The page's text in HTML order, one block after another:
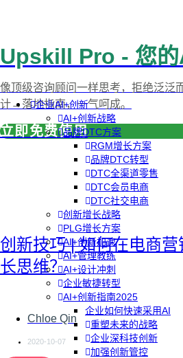
企业AI+创新
AI+创新战略
品牌DTC方案
RGM增长方案
品牌DTC转型
DTC全渠道零售
DTC会员电商
DTC社交电商
创新增长战略
PLG增长方案
AI+创新加速
AI+管理教练
AI+设计冲刺
企业敏捷转型
AI+创新指南2025
企业如何快速采用AI
重塑未来的战略
企业深科技创新
加强创新管控
Upskill Pro - 您
像顶级咨询顾问一样思考，拒绝泛
计→落地指南，一气呵成。
立即免费使用
创新技巧 | 如何在电商
长思维？
Chloe Qin
2020-10-07